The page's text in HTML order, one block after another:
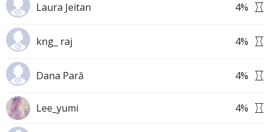
Laura Jeitan 4%
kng_ raj 4%
Dana Pară 4%
Lee_yumi 4%